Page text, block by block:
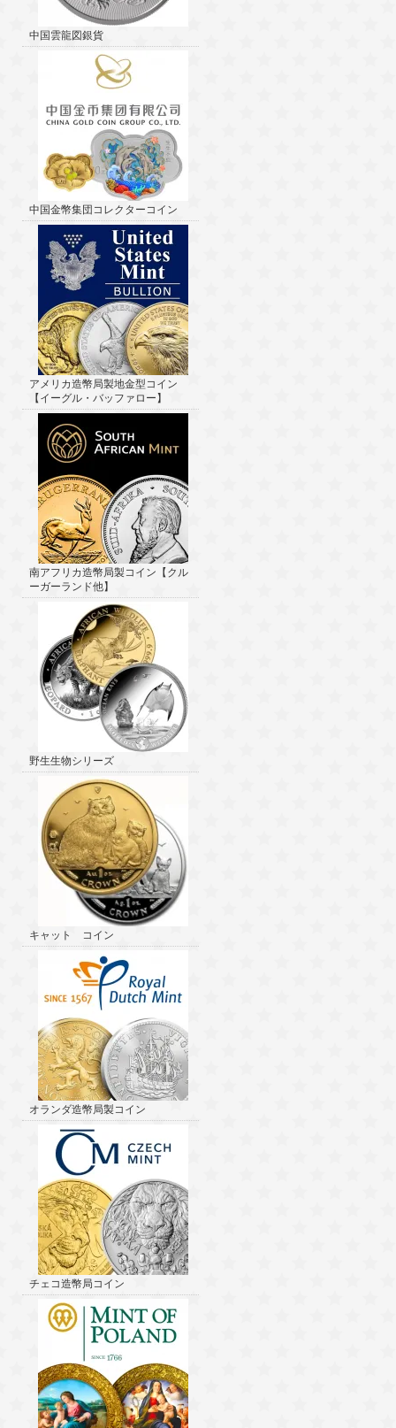
中国雲龍図銀貨
中国金幣集団コレクターコイン
アメリカ造幣局製地金型コイン
【イーグル・バッファロー】
南アフリカ造幣局製コイン【クル
ーガーランド他】
野生生物シリーズ
キャット コイン
オランダ造幣局製コイン
チェコ造幣局コイン